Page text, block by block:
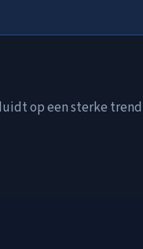
op een sterke